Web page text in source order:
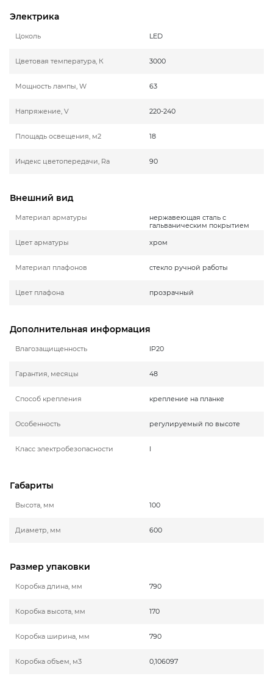
Электрика
Цоколь LED
Цветовая температура, К 3000
Мощность лампы, W 63
Напряжение, V 220-240
Площадь освещения, м2 18
Индекс цветопередачи, Ra 90
Внешний вид
Материал арматуры
нержавеющая сталь с
гальваническим покрытием
Цвет арматуры
хром
Материал плафонов стекло ручной работы
Цвет плафона прозрачный
Дополнительная информация
Влагозащищенность IP20
Гарантия, месяцы 48
Способ крепления крепление на планке
Особенность регулируемый по высоте
Класс электробезопасности I
Габариты
Высота, мм 100
Диаметр, мм 600
Размер упаковки
Коробка длина, мм 790
Коробка высота, мм 170
Коробка ширина, мм 790
Коробка объем, м3 0,106097